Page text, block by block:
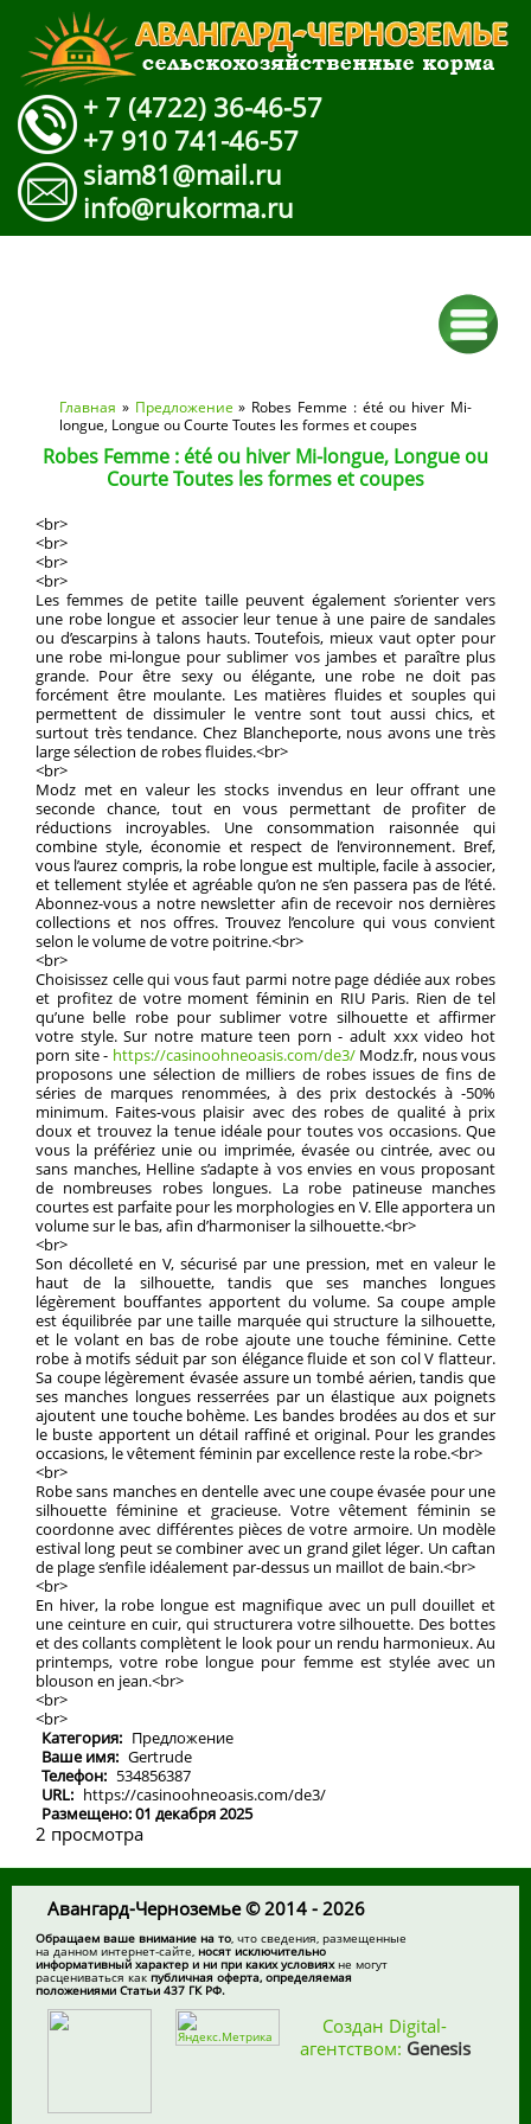
+ 7 (4722) 36-46-57
+7 910 741-46-57
siam81@mail.ru
info@rukorma.ru
Вы здесь
Главная » Предложение » Robes Femme : été ou hiver Mi-
longue, Longue ou Courte Toutes les formes et coupes
Robes Femme : été ou hiver Mi-longue, Longue ou
Courte Toutes les formes et coupes
<br>
<br>
<br>
<br>
Les femmes de petite taille peuvent également s’orienter vers
une robe longue et associer leur tenue à une paire de sandales
ou d’escarpins à talons hauts. Toutefois, mieux vaut opter pour
une robe mi-longue pour sublimer vos jambes et paraître plus
grande. Pour être sexy ou élégante, une robe ne doit pas
forcément être moulante. Les matières fluides et souples qui
permettent de dissimuler le ventre sont tout aussi chics, et
surtout très tendance. Chez Blancheporte, nous avons une très
large sélection de robes fluides.<br>
<br>
Modz met en valeur les stocks invendus en leur offrant une
seconde chance, tout en vous permettant de profiter de
réductions incroyables. Une consommation raisonnée qui
combine style, économie et respect de l’environnement. Bref,
vous l’aurez compris, la robe longue est multiple, facile à associer,
et tellement stylée et agréable qu’on ne s’en passera pas de l’été.
Abonnez-vous a notre newsletter afin de recevoir nos dernières
collections et nos offres. Trouvez l’encolure qui vous convient
selon le volume de votre poitrine.<br>
<br>
Choisissez celle qui vous faut parmi notre page dédiée aux robes
et profitez de votre moment féminin en RIU Paris. Rien de tel
qu’une belle robe pour sublimer votre silhouette et affirmer
votre style. Sur notre mature teen porn - adult xxx video hot
porn site - https://casinoohneoasis.com/de3/Modz.fr, nous vous
proposons une sélection de milliers de robes issues de fins de
séries de marques renommées, à des prix destockés à -50%
minimum. Faites-vous plaisir avec des robes de qualité à prix
doux et trouvez la tenue idéale pour toutes vos occasions. Que
vous la préfériez unie ou imprimée, évasée ou cintrée, avec ou
sans manches, Helline s’adapte à vos envies en vous proposant
de nombreuses robes longues. La robe patineuse manches
courtes est parfaite pour les morphologies en V. Elle apportera un
volume sur le bas, afin d’harmoniser la silhouette.<br>
<br>
Son décolleté en V, sécurisé par une pression, met en valeur le
haut de la silhouette, tandis que ses manches longues
légèrement bouffantes apportent du volume. Sa coupe ample
est équilibrée par une taille marquée qui structure la silhouette,
et le volant en bas de robe ajoute une touche féminine. Cette
robe à motifs séduit par son élégance fluide et son col V flatteur.
Sa coupe légèrement évasée assure un tombé aérien, tandis que
ses manches longues resserrées par un élastique aux poignets
ajoutent une touche bohème. Les bandes brodées au dos et sur
le buste apportent un détail raffiné et original. Pour les grandes
occasions, le vêtement féminin par excellence reste la robe.<br>
<br>
Robe sans manches en dentelle avec une coupe évasée pour une
silhouette féminine et gracieuse. Votre vêtement féminin se
coordonne avec différentes pièces de votre armoire. Un modèle
estival long peut se combiner avec un grand gilet léger. Un caftan
de plage s’enfile idéalement par-dessus un maillot de bain.<br>
<br>
En hiver, la robe longue est magnifique avec un pull douillet et
une ceinture en cuir, qui structurera votre silhouette. Des bottes
et des collants complètent le look pour un rendu harmonieux. Au
printemps, votre robe longue pour femme est stylée avec un
blouson en jean.<br>
<br>
<br>
Категория: Предложение
Ваше имя: Gertrude
Телефон: 534856387
URL: https://casinoohneoasis.com/de3/
Размещено: 01 декабря 2025
2 просмотра
Авангард-Черноземье © 2014 - 2026
Обращаем ваше внимание на то , что сведения, размещенные
на данном интернет-сайте, носят исключительно
информативный характер и ни при каких условияхне могут
расцениваться какпубличная оферта, определяемая
положениями Статьи 437 ГК РФ.
Создан Digital-
агентством: Genesis